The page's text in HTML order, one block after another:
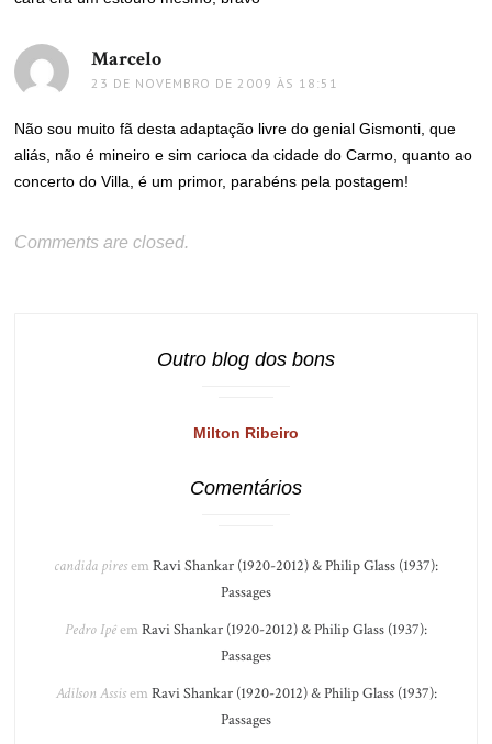
Marcelo
23 DE NOVEMBRO DE 2009 ÀS 18:51
Não sou muito fã desta adaptação livre do genial Gismonti, que
aliás, não é mineiro e sim carioca da cidade do Carmo, quanto ao
concerto do Villa, é um primor, parabéns pela postagem!
Comments are closed.
Outro blog dos bons
Milton Ribeiro
Comentários
candida piresem Ravi Shankar (1920-2012) & Philip Glass (1937):
Passages
Pedro Ipêem Ravi Shankar (1920-2012) & Philip Glass (1937):
Passages
Adilson Assisem Ravi Shankar (1920-2012) & Philip Glass (1937):
Passages